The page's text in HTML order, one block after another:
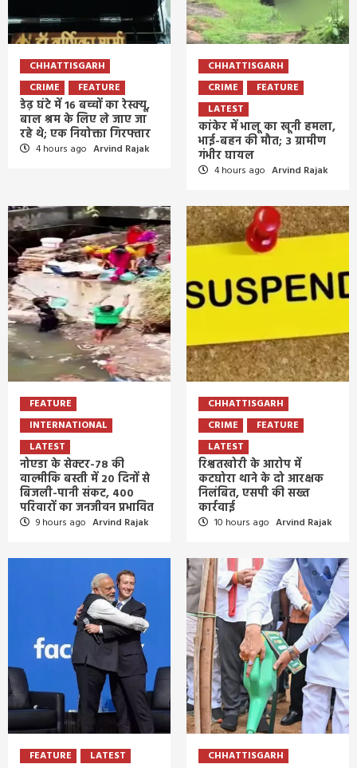
CHHATTISGARH
CRIME
FEATURE
डेढ़ घंटे में 16 बच्चों का रेस्क्यू,
बाल श्रम के लिए ले जाए जा
रहे थे; एक नियोक्ता गिरफ्तार
4 hours ago Arvind Rajak
CHHATTISGARH
CRIME
FEATURE
LATEST
कांकेर में भालू का खूनी हमला,
भाई-बहन की मौत; 3 ग्रामीण
गंभीर घायल
4 hours ago Arvind Rajak
FEATURE
INTERNATIONAL
LATEST
नोएडा के सेक्टर-78 की
वाल्मीकि बस्ती में 20 दिनों से
बिजली-पानी संकट, 400
परिवारों का जनजीवन प्रभावित
9 hours ago Arvind Rajak
CHHATTISGARH
CRIME
FEATURE
LATEST
रिश्वतखोरी के आरोप में
कटघोरा थाने के दो आरक्षक
निलंबित, एसपी की सख्त
कार्रवाई
10 hours ago Arvind Rajak
FEATURE
LATEST
CHHATTISGARH